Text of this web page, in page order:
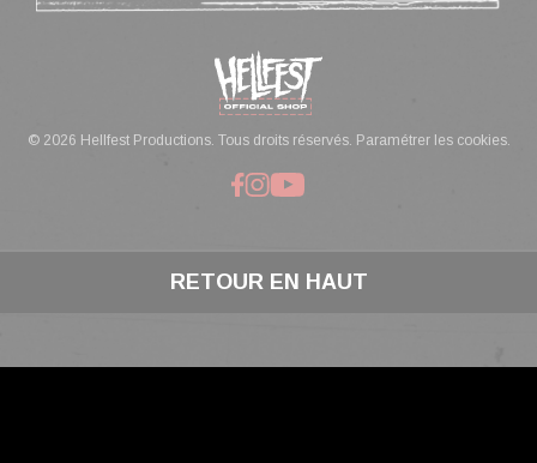
© 2026 Hellfest Productions. Tous droits réservés. Paramétrer les cookies.
RETOUR EN HAUT